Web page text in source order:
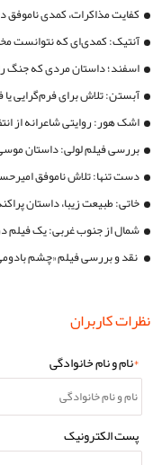
کفایت مذاکرات، کمدی ناموفق
آنتیک: کمدی‌ای که نتوانست
اسفند؛ داستان مردی که جنگ
آبستن: تلاش برای فرم‌گرایی
اشک هور: روایتی شاعرانه از
بررسی فیلم لولی: داستان
دست تنها: تلاش ناموفق
خاتی: طبیعت زیبا، داستان
شمال از جنوب غربی: یک فیلم
نقد و بررسی فیلم «چشم
نظرات کاربران
*نام و نام خانوادگی
پست الکترونیک